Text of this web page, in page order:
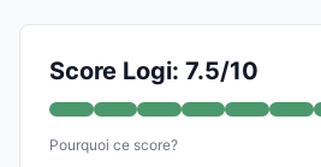
Score Logi: 7.5/10
Pourquoi ce score?